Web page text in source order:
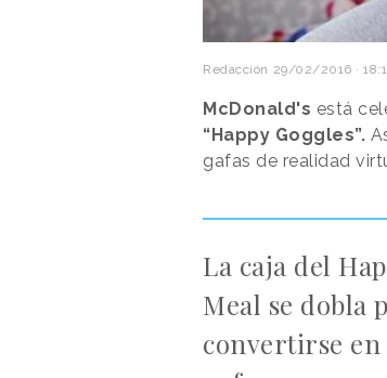
Redacción 29/02/2016 ·
McDonald's está
“Happy Goggles”.
gafas de realidad
La caja del
Meal se dobla
convertirse en